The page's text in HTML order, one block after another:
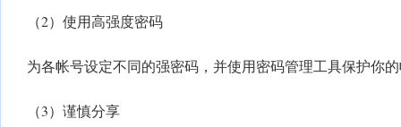
（2）使用高强度密码
为各帐号设定不同的强密码，并使用密码管理工具保护你
（3）谨慎分享